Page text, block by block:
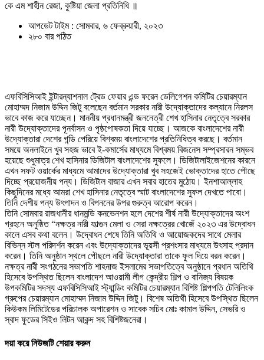
কে এম শাহীন রেজা, কুষ্টিয়া জেলা প্রতিনিধি ॥
আপডেট টাইম : সোমবার, ৬ ফেব্রুয়ারী, ২০২৩
২৮০ বার পঠিত
এফবিসিসিআই ইন্টারন্যাশনাল ট্রেড ফেয়ার এন্ড ফরেন ডেলিগেশন কমিটির চেয়ারম্যান
মোহাম্মদ নিজাম উদ্দিন জিটু বলেছেন বর্তমান সরকার নারী উদ্যোক্তাদের কল্যানে নিরলস
ভাবে কাজ করে যাচ্ছেন। মাননীয় প্রধানমন্ত্রী জননেত্রী শেখ হাসিনার নেতৃত্বে সরকার
নারী উদ্যোক্তাদের পূনর্বাসন ও পৃষ্ঠপোষকতা দিয়ে যাচ্ছে। আজকে বাংলাদেশের নারী
উদ্যোক্তারা দেশের গন্ডি পেরিয়ে বিশ্বময় বাংলাদেশের প্রতিনিধিত্ব করছে। বর্তমান
সময়ে অনলাইনে খুব সহজ ভাবে ই-কমার্সের মাধ্যমে বিশ্বময় বিজনেস সম্প্রসারন সম্ভব
হয়েছে শুধুমাত্র শেখ হাসিনার ডিজিটাল বাংলাদেশের সুফলে। ডিজিটালাইজেশনের কারনে
এখন সফট ওয়ার্কের মাধ্যমে আমাদের উদ্যোক্তারা খুব সহজেই ভোক্তাদের হাতে পৌছে
দিচ্ছে প্রয়োজনীয় পন্য। ডিজিটাল বাজার এখন সবার হাতের মুঠোয়। ইনশাআল্লাহ
কিছুদিনের মধ্যে আমরা শেখ হাসিনার নেতৃত্বে স্মাট বাংলাদেশের সুফল দেখতে পাবো।
তিনি দেশীয় পন্য উৎপাদন ও বিপননের উপর গুরুত্ব আরোপ করেন।
তিনি সোমবার রাজধানীর ধানমন্ডি কনভেনশন হলে দেশের শীর্ষ নারী উদ্যোক্তাদের অংশ
গ্রহনে অনুষ্ঠিত “নক্ষত্র নারী ফাল্গুন মেলা ও সেরা নক্ষত্রের খোজেঁ ২০২৩ এর উদ্বোধন
কালে এসব কথা বলেন। উদ্বোধন শেষে তিনি অতিথি ও আয়োজকদের সাথে মেলার
বিভিন্ন স্টল পরিদর্শন করেন এবং উদ্যোক্তাদের ভূয়সী প্রশংসার মাধ্যমে উৎসাহ প্রদান
করেন। তিনি অনুষ্ঠান স্থলে পৌছলে নারী উদ্যোক্তারা তাকে ফুল দিয়ে বরন করেন।
নক্ষত্র নারী সংগঠনের সভাপতি শাহনাজ ইসলামের সভাপতিত্বে অনুষ্ঠানে প্রধান অতিথি
হিসেবে উপস্থিত ছিলেন বাংলাদেশ আওয়ামী লীগ কেন্দ্রীয় শিল্প ও বানিজ্য বিষয়ক
উপকমিটির সদস্য এফবিসিসিআই স্ট্যান্ডিং কমিটির চেয়ারম্যান বিশিষ্ট শিল্পপতি টেলিলিংক
গ্রুপের চেয়ারম্যান মোহাম্মদ নিজাম উদ্দিন জিটু। বিশেষ অতিথী হিসেবে উপস্থিত ছিলেন
কিউকম লিমিটেডের পরিচালক অপারেশন ও সাবেক সচিব মোঃ কামাল উদ্দিন, সেভরি ও
স্বাদ ফুডের সিইও লিটন আকন্দ সহ বিশিষ্টজনেরা।
দয়া করে নিউজটি শেয়ার করুন